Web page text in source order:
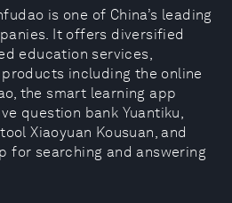
is one of China’s leading
It offers diversified
education services,
including the online
the smart learning app
question bank Yuantiku,
Xiaoyuan Kousuan, and
for searching and answering